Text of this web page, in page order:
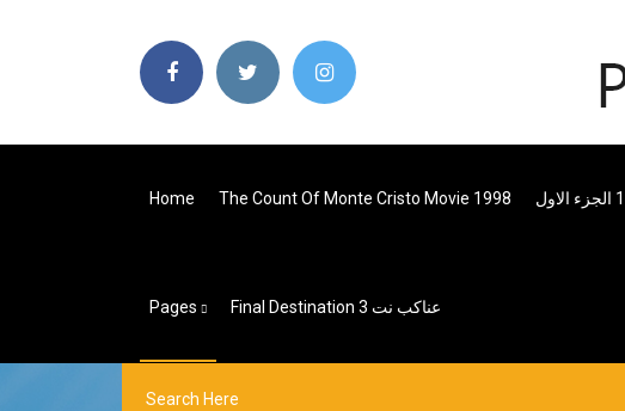
Home The Count Of Monte Cristo Movie 1998
Pages Final Destination 3 عناكب نت